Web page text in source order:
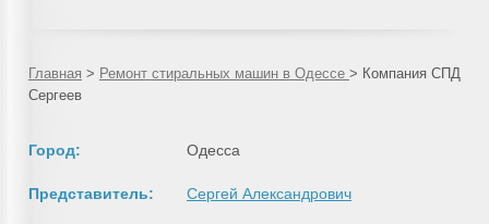
Главная > Ремонт стиральных машин в Одессе > Компания СПД
Сергеев
Город: Одесса
Представитель: Сергей Александрович